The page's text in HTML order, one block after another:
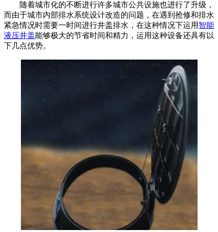
随着城市化的不断进行许多城市公共设施也进行了升级，
而由于城市内部排水系统设计改造的问题，在遇到抢修和排水
紧急情况时需要一时间进行井盖排水，在这种情况下运用 智能
液压井盖能够极大的节省时间和精力，运用这种设备还具有以
下几点优势。